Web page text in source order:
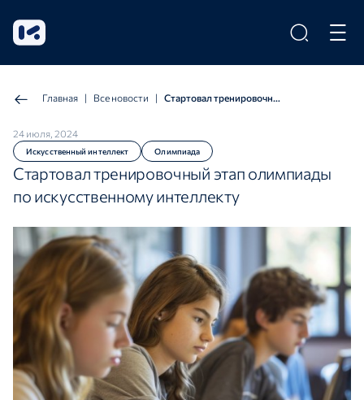
Искусственный интеллект Олимпиада
Стартовал тренировочный этап олимпиады
по искусственному интеллекту
24 июля, 2024
Главная | Все новости | Стартовал тренировочный этап олимпиады по искусственному интеллекту